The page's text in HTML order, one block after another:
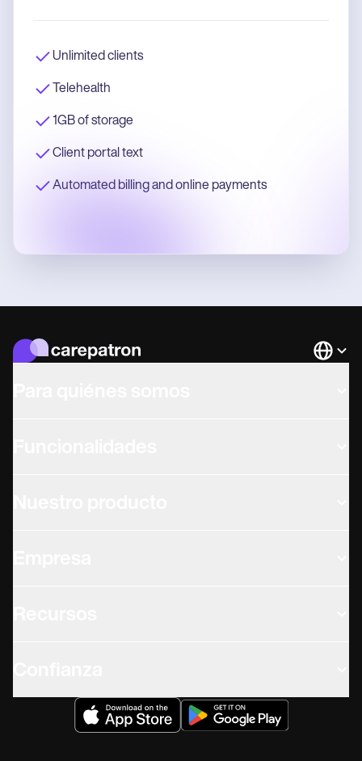
Unlimited clients
Telehealth
1GB of storage
Client portal text
Automated billing and online payments